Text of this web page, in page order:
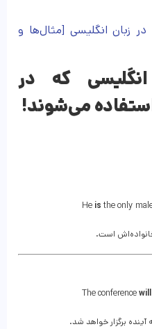
گرامر افعال Modal در زبان انگلیسی [مثال‌ها و
که در
می‌شوند!
He is the only
است.
The conference
آینده برگزار خواهد شد.